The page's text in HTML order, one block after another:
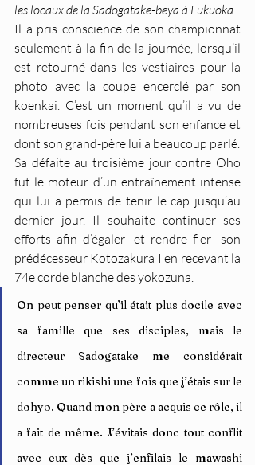
les locaux de la Sadogatake-beya à Fukuoka.
Il a pris conscience de son championnat
seulement à la fin de la journée, lorsqu’il
est retourné dans les vestiaires pour la
photo avec la coupe encerclé par son
koenkai. C’est un moment qu’il a vu de
nombreuses fois pendant son enfance et
dont son grand-père lui a beaucoup parlé.
Sa défaite au troisième jour contre Oho
fut le moteur d’un entraînement intense
qui lui a permis de tenir le cap jusqu’au
dernier jour. Il souhaite continuer ses
efforts afin d’égaler -et rendre fier- son
prédécesseur Kotozakura I en recevant la
74e corde blanche des yokozuna.
On peut penser qu’il était plus docile avec
sa famille que ses disciples, mais le
directeur Sadogatake me considérait
comme un rikishi une fois que j’étais sur le
dohyo. Quand mon père a acquis ce rôle, il
a fait de même. J’évitais donc tout conflit
avec eux dès que j’enfilais le mawashi